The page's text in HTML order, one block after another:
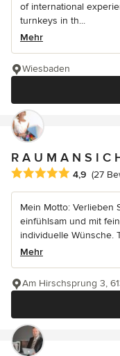
of international
turnkeys in th...
Mehr
Wiesbaden
R A U M A N S I C
Durchschnittliche
4,9 (27
Mein Motto: Verlieben
einfühlsam und mit
individuelle Wünsche.
Mehr
Am Hirschsprung 3,